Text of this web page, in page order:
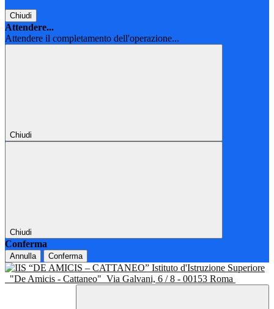
Chiudi
Attendere...
Attendere il completamento dell'operazione...
Chiudi
Chiudi
Conferma
Annulla Conferma
Istituto d'Istruzione Superiore
"De Amicis - Cattaneo" Via Galvani, 6 / 8 - 00153 Roma